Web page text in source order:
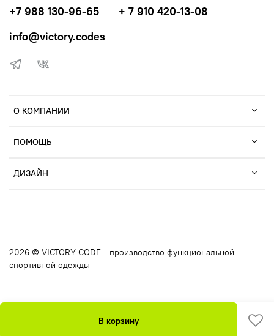
В корзину
О КОМПАНИИ
ПОМОЩЬ
ДИЗАЙН
+7 988 130-96-65
+ 7 910 420-13-08
info@victory.codes
2026 © VICTORY CODE - производство функциональной
спортивной одежды